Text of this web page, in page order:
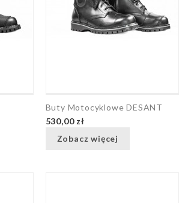
Buty Motocyklowe DESANT
530,00 zł
Zobacz więcej